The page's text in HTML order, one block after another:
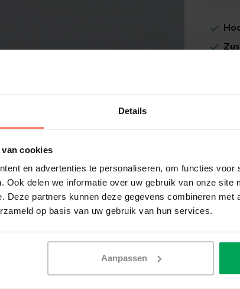
Details
cookies
en advertenties te personaliseren, om functies voor
Ook delen we informatie over uw gebruik van onze site
Deze partners kunnen deze gegevens combineren met
op basis van uw gebruik van hun services.
Aanpassen